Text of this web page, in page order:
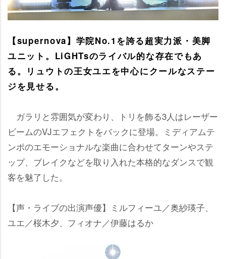
【supernova】学院No.1を誇る超実力派・美脚
ユニット。LiGHTsのライバル的な存在でもあ
る。リュウトの王女ユエを中心にクールなステー
ジを見せる。
ガラリと雰囲気が変わり、トリを飾る3人はレーザー
ビームのVJエフェクトをバックに登場。ミディアムテ
ンポのエモーショナルな楽曲に合わせてターンやステ
ップ、ブレイクなどを取り入れた本格的なダンスで観
客を魅了した。
【声・ライブの出演声優】ミルフィーユ／奥紗瑛子、
ユエ／桜木夕、フィオナ／伊藤はるか